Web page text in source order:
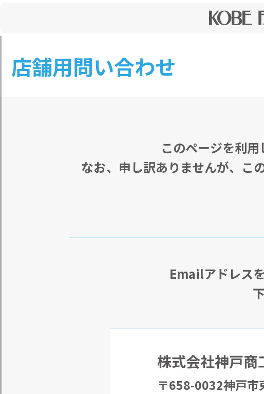
店舗用問い合わせ
このページを利用
なお、申し訳ありませんが、こ
Emailアドレス
株式会社神戸商
〒658-0032神戸市